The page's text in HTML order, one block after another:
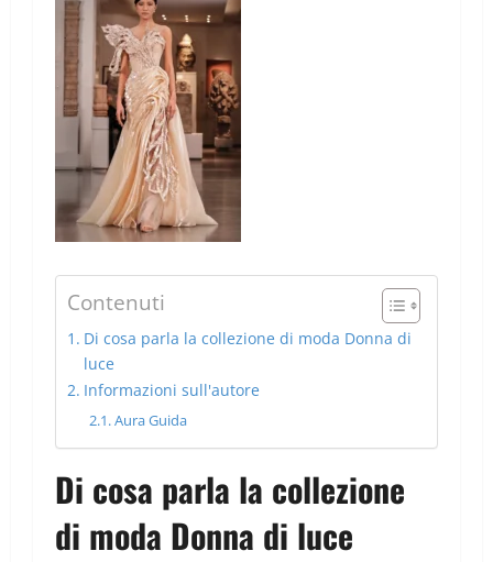
Contenuti
Di cosa parla la collezione di moda Donna di
luce
Informazioni sull'autore
Aura Guida
Di cosa parla la collezione
di moda Donna di luce